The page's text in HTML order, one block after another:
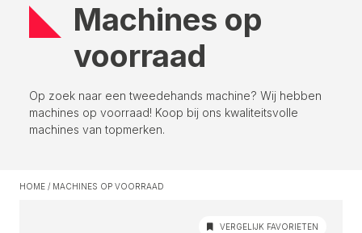
Machines op
voorraad
Op zoek naar een tweedehands machine? Wij hebben
machines op voorraad! Koop bij ons kwaliteitsvolle
machines van topmerken.
HOME / MACHINES OP VOORRAAD
VERGELIJK FAVORIETEN